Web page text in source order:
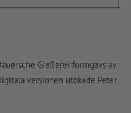
Gießerei formgavs av
versionen utökade Peter